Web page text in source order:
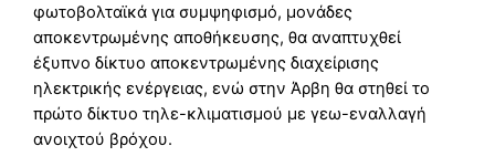
φωτοβολταϊκά για συμψηφισμό, μονάδες
αποκεντρωμένης αποθήκευσης, θα αναπτυχθεί
έξυπνο δίκτυο αποκεντρωμένης διαχείρισης
ηλεκτρικής ενέργειας, ενώ στην Άρβη θα στηθεί το
πρώτο δίκτυο τηλε-κλιματισμού με γεω-εναλλαγή
ανοιχτού βρόχου.